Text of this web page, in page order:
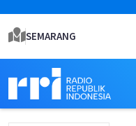
SEMARANG